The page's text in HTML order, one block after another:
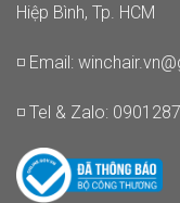
Hiệp Bình, Tp. HCM
◽ Email:
◽ Tel & Zalo: